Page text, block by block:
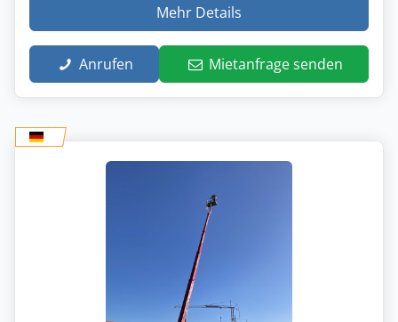
Mehr Details
Anrufen Mietanfrage senden